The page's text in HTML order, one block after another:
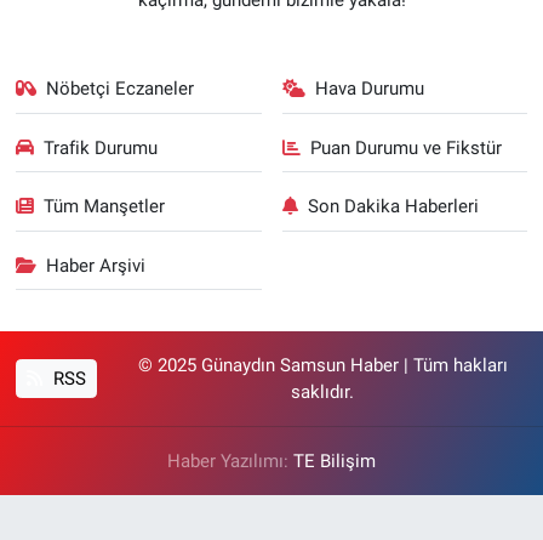
Nöbetçi Eczaneler Hava Durumu
Trafik Durumu Puan Durumu ve Fikstür
Tüm Manşetler Son Dakika Haberleri
Haber Arşivi
RSS
© 2025 Günaydın Samsun Haber | Tüm hakları
saklıdır.
Haber Yazılımı: TE Bilişim